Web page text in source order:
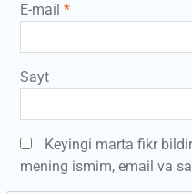
E-mail *
Sayt
Keyingi marta fikr
mening ismim, email va